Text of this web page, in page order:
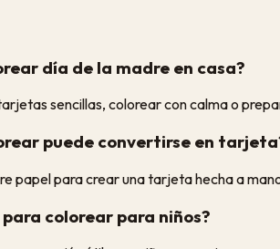
día de la madre en casa?
sencillas, colorear con calma o
puede convertirse en
papel para crear una tarjeta hecha a
colorear para niños?